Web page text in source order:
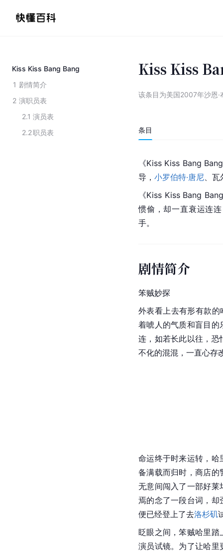
Kiss Kiss Bang Bang
1 剧情简介
2 演职员表
2.1 演员表
2.2职员表
Kiss Kiss
该条目为美国2007年沙恩·
条目
《Kiss Kiss Bang
导， 小罗伯特·唐尼 、
《Kiss Kiss Bang
惯偷，却一直衰运连
手。
剧情简介
笨贼妙探
外表看上去有形有款的
着唬人的气质和盲目的
连，如若长此以往，恐
不化的混混，一直心存
命运终于时来运转，哈
备满载而归时，商店的
无意间闯入了一部好莱
焉的念了一段台词，却
便已经登上了去洛杉矶
眨眼之间，笨贼哈里踏
演员试镜。为了让哈